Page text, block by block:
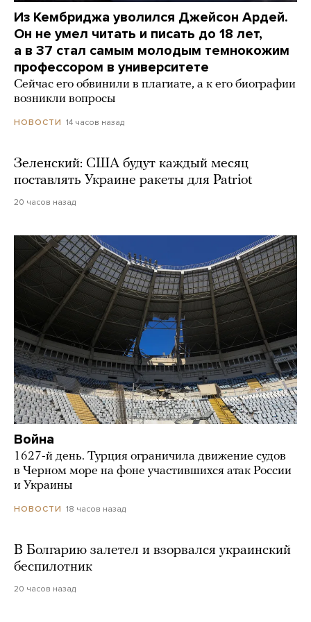
Из Кембриджа уволился Джейсон Ардей.
Он не умел читать и писать до 18 лет,
а в 37 стал самым молодым темнокожим
профессором в университете
Сейчас его обвинили в плагиате, а к его биографии
возникли вопросы
НОВОСТИ 14 часов назад
Зеленский: США будут каждый месяц
поставлять Украине ракеты для Patriot
20 часов назад
Война
1627-й день. Турция ограничила движение судов
в Черном море на фоне участившихся атак России
и Украины
НОВОСТИ 18 часов назад
В Болгарию залетел и взорвался украинский
беспилотник
20 часов назад